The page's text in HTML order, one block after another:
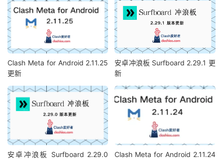
Clash Meta for Android 2.11.25
更新
安卓冲浪板 Surfboard 2.29.1 更
新
安卓冲浪板 Surfboard 2.29.0
Clash Meta for Android 2.11.24